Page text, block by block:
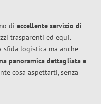
di eccellente servizio di
trasparenti ed equi.
sfida logistica ma anche
panoramica dettagliata e
cosa aspettarti, senza